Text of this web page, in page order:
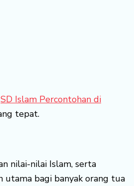
SD Islam Percontohan di
tepat.
nilai-nilai Islam, serta
utama bagi banyak orang tua